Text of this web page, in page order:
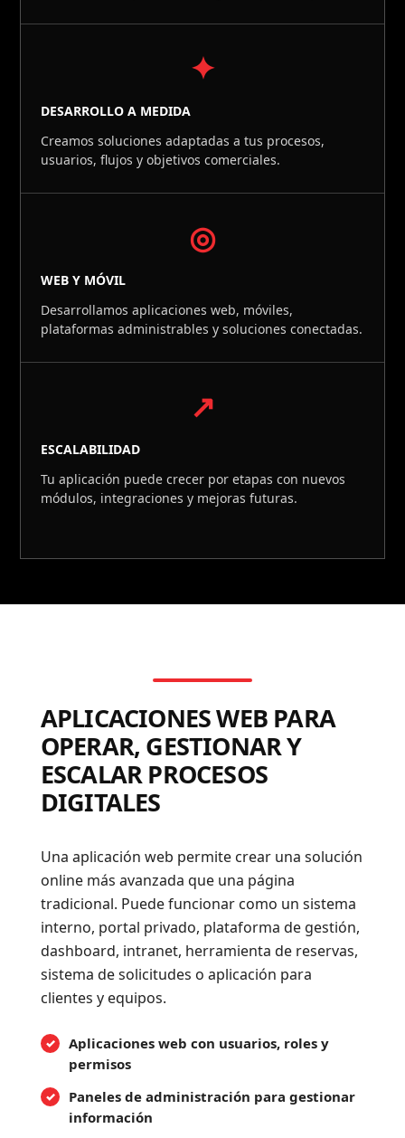
✦
DESARROLLO A MEDIDA
Creamos soluciones adaptadas a tus procesos,
usuarios, flujos y objetivos comerciales.
◎
WEB Y MÓVIL
Desarrollamos aplicaciones web, móviles,
plataformas administrables y soluciones conectadas.
↗
ESCALABILIDAD
Tu aplicación puede crecer por etapas con nuevos
módulos, integraciones y mejoras futuras.
APLICACIONES WEB PARA
OPERAR, GESTIONAR Y
ESCALAR PROCESOS
DIGITALES
Una aplicación web permite crear una solución
online más avanzada que una página
tradicional. Puede funcionar como un sistema
interno, portal privado, plataforma de gestión,
dashboard, intranet, herramienta de reservas,
sistema de solicitudes o aplicación para
clientes y equipos.
Aplicaciones web con usuarios, roles y
permisos
Paneles de administración para gestionar
información